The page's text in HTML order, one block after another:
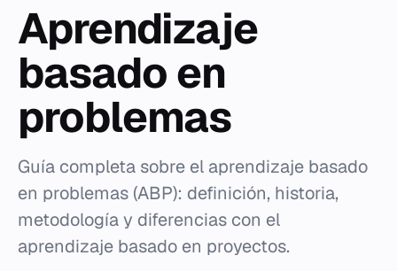
Aprendizaje
basado en
problemas
Guía completa sobre el aprendizaje basado
en problemas (ABP): definición, historia,
metodología y diferencias con el
aprendizaje basado en proyectos.